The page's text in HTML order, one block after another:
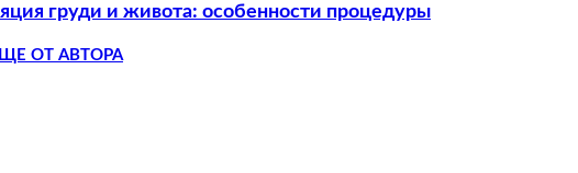
груди и живота: особенности процедуры
ОТ АВТОРА